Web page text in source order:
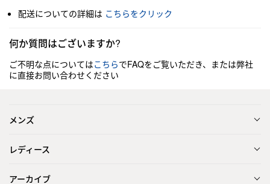
配送についての詳細は こちらをクリック
何か質問はございますか?
ご不明な点についてはこちらでFAQをご覧いただき、または弊社
に直接お問い合わせください
メンズ
レディース
アーカイブ